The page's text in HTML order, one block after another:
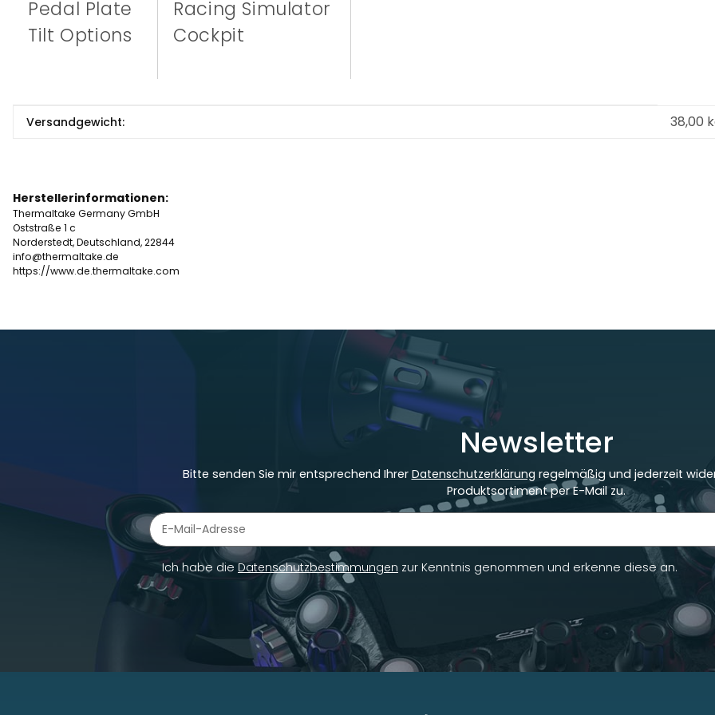
Pedal Plate
Tilt Options
Racing Simulator
Cockpit
Produkteigenschaft
Wert
Versandgewicht: 38,00
Herstellerinformationen:
Thermaltake Germany GmbH
Oststraße 1 c
Norderstedt, Deutschland, 22844
info@thermaltake.de
https://www.de.thermaltake.com
Newsletter
Bitte senden Sie mir entsprechend Ihrer Datenschutzerklärung regelmäßig und jederzeit
Produktsortiment per E-Mail zu.
Newsletter Abonnieren
Ich habe dieDatenschutzbestimmungen zur Kenntnis genommen und erkenne diese an.